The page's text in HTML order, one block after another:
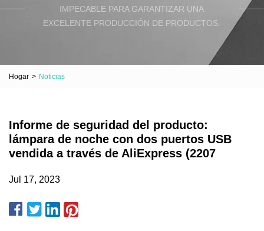
IMPECABLE PARA GARANTIZAR UNA
EXCELENTE PRODUCCIÓN DE PRODUCTOS.
Hogar > Noticias
Informe de seguridad del producto:
lámpara de noche con dos puertos USB
vendida a través de AliExpress (2207
Jul 17, 2023